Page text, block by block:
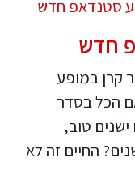
חדש
קרן במופע
הכל בסדר
טוב,
החיים זה לא